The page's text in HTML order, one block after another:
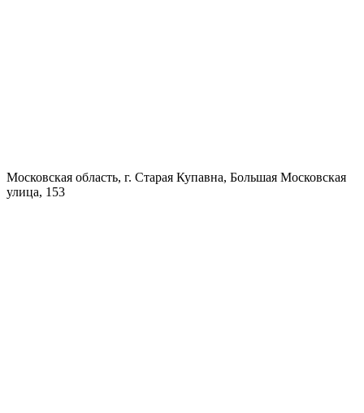
Московская область, г. Старая Купавна, Большая Московская
улица, 153